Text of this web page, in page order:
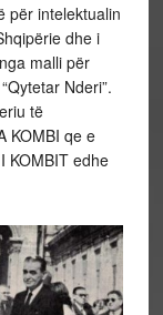
për intelektualin
dhe i
malli për
Nderi”.
të
KOMBI qe e
KOMBIT edhe